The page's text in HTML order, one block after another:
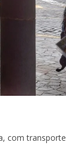
com transporte